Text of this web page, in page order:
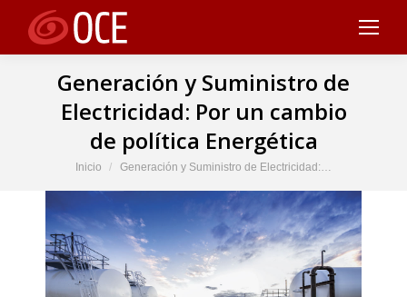
Generación y Suministro de
Electricidad: Por un cambio
de política Energética
Estás aquí:
Inicio Generación y Suministro de Electricidad:…